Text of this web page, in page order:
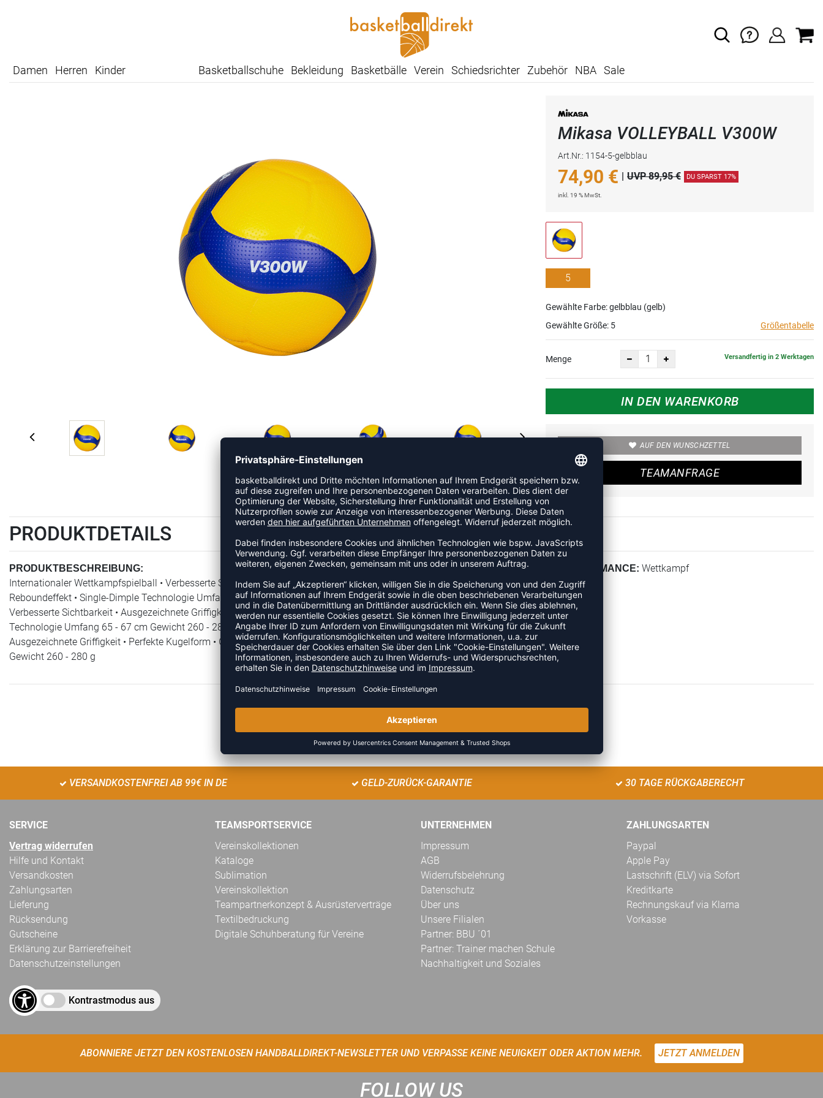
Damen Herren Kinder Basketballschuhe Bekleidung Basketbälle Verein Schiedsrichter Zubehör NBA Sale
Mikasa VOLLEYBALL V300W
Art.Nr.: 1154-5-gelbblau
74,90 € | UVP 89,95 € DU SPARST 17%
inkl. 19 % MwSt.
5
Gewählte Farbe: gelbblau (gelb)
Gewählte Größe: 5 Größentabelle
Menge Versandfertig in 2 Werktagen
IN DEN WARENKORB
AUF DEN WUNSCHZETTEL
TEAMANFRAGE
PRODUKTDETAILS
PRODUKTBESCHREIBUNG:
Internationaler Wettkampfspielball • Verbesserte Sichtbarkeit • Ausgezeichnete Griffigkeit • Perfekte Kugelform • Geringerer
Reboundeffekt • Single-Dimple Technologie Umfang 65 - 67 cm Gewicht 260 - 280 gInternationaler Wettkampfspielball •
Verbesserte Sichtbarkeit • Ausgezeichnete Griffigkeit • Perfekte Kugelform • Geringerer Reboundeffekt • Single-Dimple
Technologie Umfang 65 - 67 cm Gewicht 260 - 280 gInternationaler Wettkampfspielball • Verbesserte Sichtbarkeit •
Ausgezeichnete Griffigkeit • Perfekte Kugelform • Geringerer Reboundeffekt • Single-Dimple Technologie Umfang 65 - 67 cm
Gewicht 260 - 280 g
PERFORMANCE: Wettkampf
ZULETZT ANGESEHEN
VERSANDKOSTENFREI AB 99€ IN DE GELD-ZURÜCK-GARANTIE 30 TAGE RÜCKGABERECHT
SERVICE
Vertrag widerrufen
Hilfe und Kontakt
Versandkosten
Zahlungsarten
Lieferung
Rücksendung
Gutscheine
Erklärung zur Barrierefreiheit
Datenschutzeinstellungen
Kontrastmodus aus
TEAMSPORTSERVICE
Vereinskollektionen
Kataloge
Sublimation
Vereinskollektion
Teampartnerkonzept & Ausrüsterverträge
Textilbedruckung
Digitale Schuhberatung für Vereine
UNTERNEHMEN
Impressum
AGB
Widerrufsbelehrung
Datenschutz
Über uns
Unsere Filialen
Partner: BBU ´01
Partner: Trainer machen Schule
Nachhaltigkeit und Soziales
ZAHLUNGSARTEN
Paypal
Apple Pay
Lastschrift (ELV) via Sofort
Kreditkarte
Rechnungskauf via Klarna
Vorkasse
ABONNIERE JETZT DEN KOSTENLOSEN HANDBALLDIREKT-NEWSLETTER UND VERPASSE KEINE NEUIGKEIT ODER AKTION MEHR. JETZT ANMELDEN
FOLLOW US